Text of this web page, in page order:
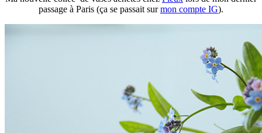
passage à Paris (ça se passait surmon compte IG).